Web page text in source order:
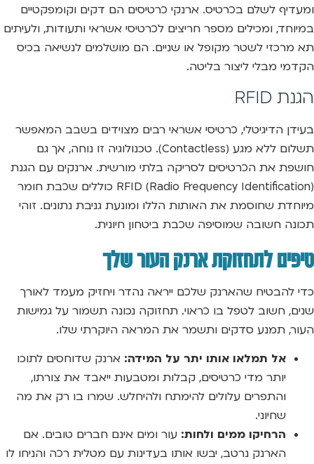
ומעדיף לשלם בכרטיס. ארנקי כרטיסים הם דקים וקומפקטיים
במיוחד, ומכילים מספר חריצים לכרטיסי אשראי ותעודות, ולעיתים
תא מרכזי לשטר מקופל או שניים. הם מושלמים לנשיאה בכיס
הקדמי מבלי ליצור בליטה.
הגנת RFID
בעידן הדיגיטלי, כרטיסי אשראי רבים מצוידים בשבב המאפשר
תשלום ללא מגע (Contactless). טכנולוגיה זו נוחה, אך גם
חושפת את הכרטיסים לסריקה בלתי מורשית. ארנקים עם הגנת
RFID (Radio Frequency Identification) כוללים שכבת חומר
מיוחדת שחוסמת את האותות הללו ומונעת גניבת נתונים. זוהי
תכונה חשובה שמוסיפה שכבת ביטחון חיונית.
טיפים לתחזוקת ארנק העור שלך
כדי להבטיח שהארנק שלכם ייראה נהדר ויחזיק מעמד לאורך
שנים, חשוב לטפל בו כראוי. תחזוקה נכונה תשמור על גמישות
העור, תמנע סדקים ותשמר את המראה היוקרתי שלו.
אל תמלאו אותו יתר על המידה: ארנק שדוחסים לתוכו
יותר מדי כרטיסים, קבלות ומטבעות ייאבד את צורתו,
והתפרים עלולים להימתח ולהיחלש. שמרו בו רק את מה
שחיוני.
הרחיקו ממים ולחות: עור ומים אינם חברים טובים. אם
הארנק נרטב, יבשו אותו בעדינות עם מטלית רכה והניחו לו